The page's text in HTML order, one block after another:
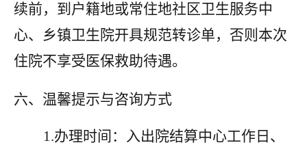
续前，到户籍地或常住地社区卫生服务中
心、乡镇卫生院开具规范转诊单，否则本次
住院不享受医保救助待遇。
六、温馨提示与咨询方式
1.办理时间：入出院结算中心工作日、